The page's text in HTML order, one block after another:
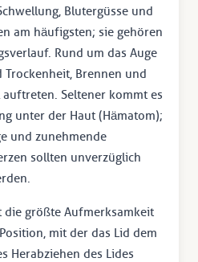
Blutergüsse und
am häufigsten; sie gehören
Rund um das Auge
Brennen und
Seltener kommt es
unter der Haut (Hämatom);
und zunehmende
sollten unverzüglich
die größte Aufmerksamkeit
mit der das Lid dem
Herabziehen des Lides